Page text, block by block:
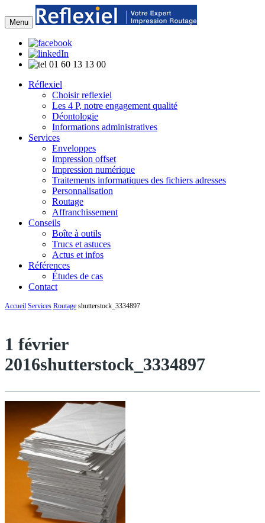
Menu
01 60 13 13 00
Réflexiel
Choisir reflexiel
Les 4 P, notre engagement qualité
Déontologie
Informations administratives
Services
Enveloppes
Impression offset
Impression numérique
Traitements informatiques des fichiers adresses
Personnalisation
Routage
Affranchissement
Conseils
Boîte à outils
Trucs et astuces
Actus et infos
Références
Études de cas
Contact
Accueil Services Routage shutterstock_3334897
1 février
2016shutterstock_3334897